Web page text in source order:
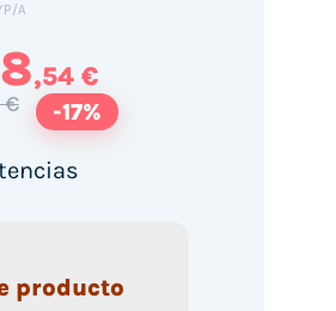
A
,54 €
€ -17%
producto